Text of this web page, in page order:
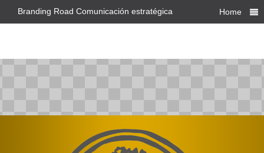
Branding Road Comunicación estratégica Home